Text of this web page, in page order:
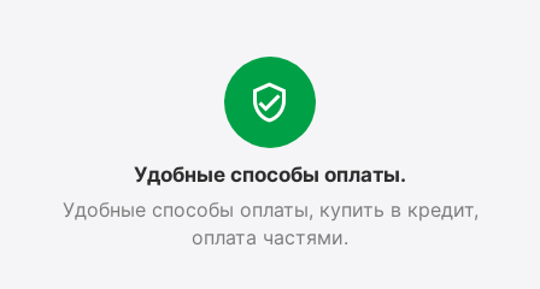
Удобные способы оплаты.
Удобные способы оплаты, купить в кредит,
оплата частями.